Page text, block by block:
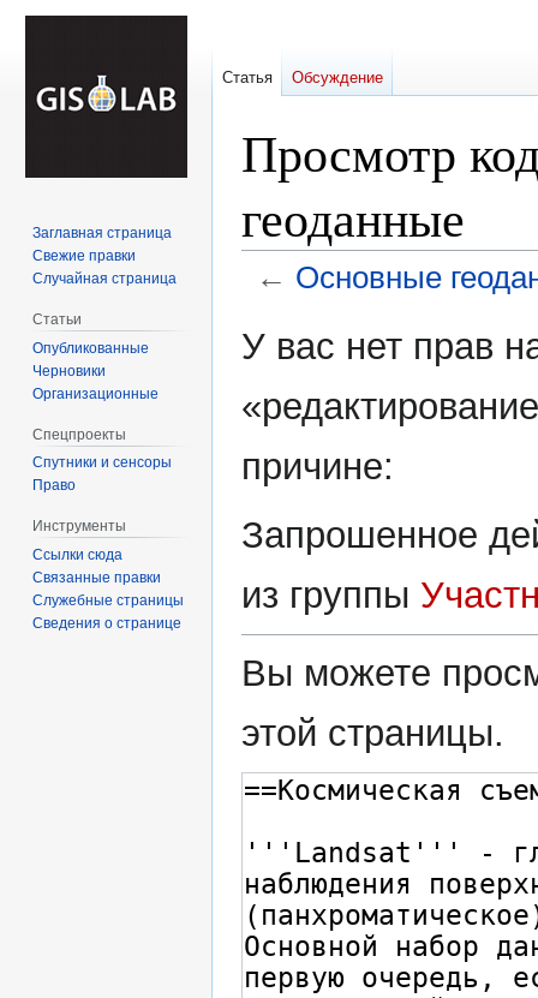
Просмотр
геоданные
← Основные
ккУ вас нет прав
причине:
Запрошенное
из группы
Вы можете
этой страницы.
Статья Обсуждение
Заглавная страница
Свежие правки
Случайная страница
Статьи
Опубликованные
Черновики
Организационные
Спецпроекты
Спутники и сенсоры
Право
Инструменты
Ссылки сюда
Связанные правки
Служебные страницы
Сведения о странице